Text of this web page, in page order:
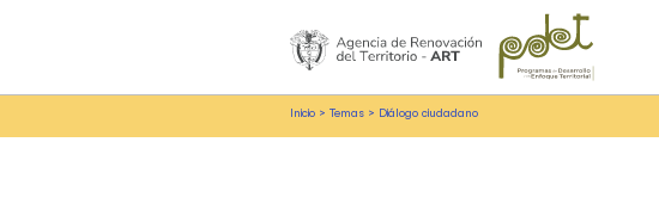
Inicio> Temas> Diálogo ciudadano